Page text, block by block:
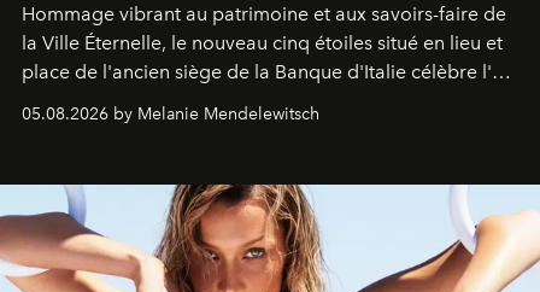
Hommage vibrant au patrimoine et aux savoirs-faire de
la Ville Éternelle, le nouveau cinq étoiles situé en lieu et
place de l'ancien siège de la Banque d'Italie célèbre l'art
05.08.2026 by Melanie Mendelewitsch